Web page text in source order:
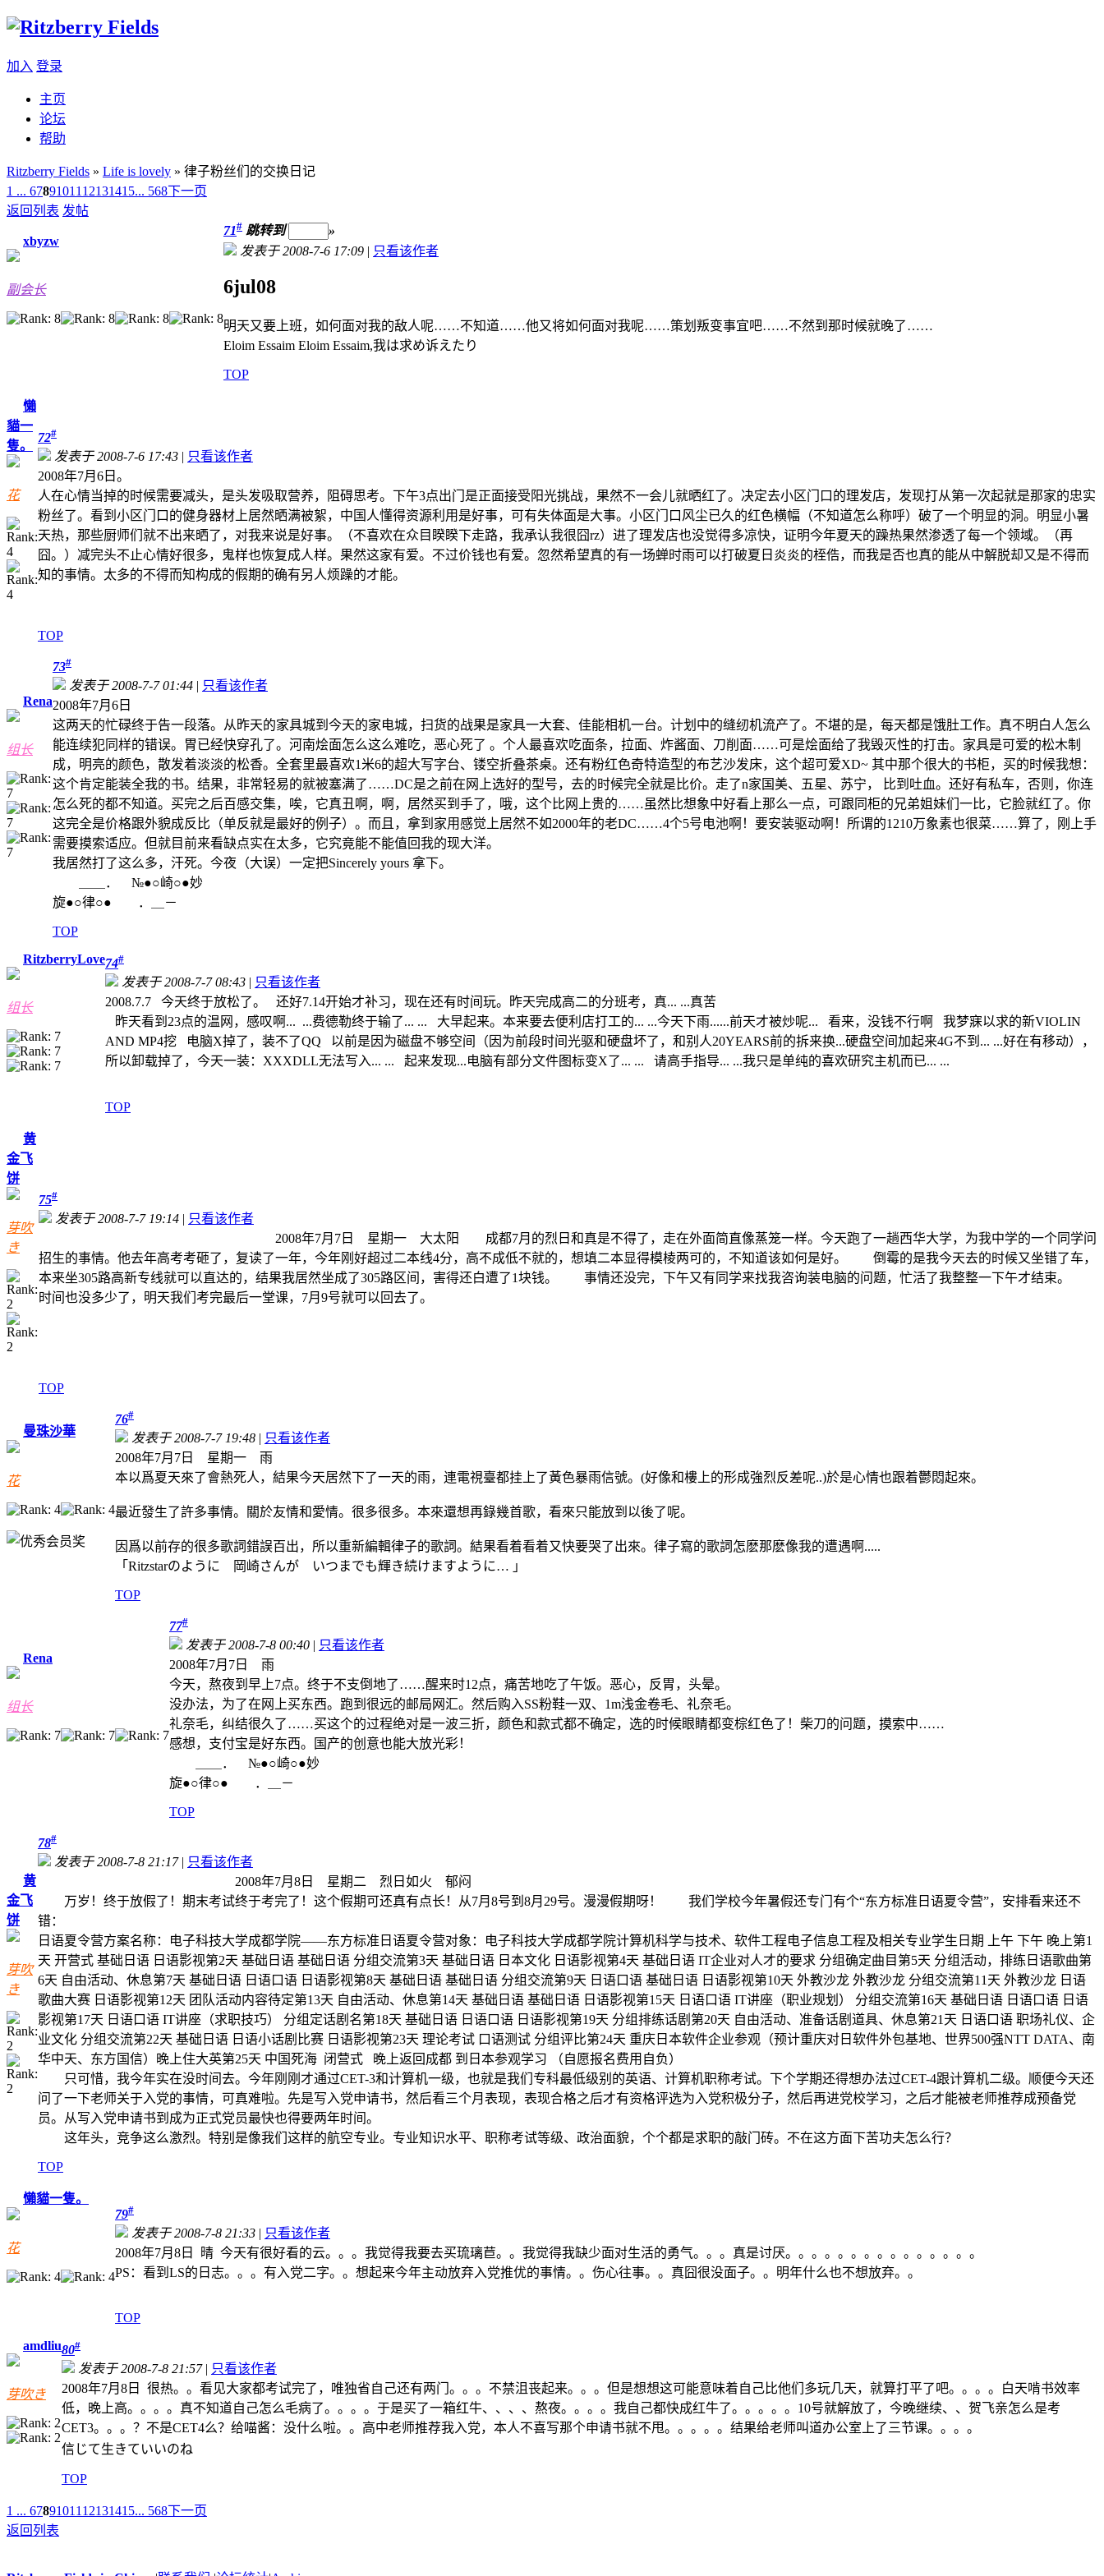
加入 登录
主页
论坛
帮助
Ritzberry Fields » Life is lovely » 律子粉丝们的交换日记
1 ... 67891011 12131415... 568下一页
返回列表 发帖
xbyzw
副会长
71# 跳转到
»
发表于 2008-7-6 17:09 | 只看该作者
6jul08
明天又要上班，如何面对我的敌人呢……不知道……他又将如何面对我呢……策划叛变事宜吧……不然到那时候就晚了……
Eloim Essaim Eloim Essaim,我は求め诉えたり
TOP
懶
貓一
隻。
花
72#
发表于 2008-7-6 17:43 | 只看该作者
2008年7月6日。
人在心情当掉的时候需要减头，是头发吸取营养，阻碍思考。下午3点出门是正面接受阳光挑战，果然不一会儿就晒红了。决定去小区门口的理发店，发现打从第一次起就是那家的忠实
粉丝了。看到小区门口的健身器材上居然晒满被絮，中国人懂得资源利用是好事，可有失体面是大事。小区门口风尘已久的红色横幅（不知道怎么称呼）破了一个明显的洞。明显小暑
天热，那些厨师们就不出来晒了，对我来说是好事。（不喜欢在众目睽睽下走路，我承认我很囧rz）进了理发店也没觉得多凉快，证明今年夏天的躁热果然渗透了每一个领域。（再
囧。）减完头不止心情好很多，鬼样也恢复成人样。果然这家有爱。不过价钱也有爱。忽然希望真的有一场蝉时雨可以打破夏日炎炎的桎俈，而我是否也真的能从中解脱却又是不得而
知的事情。太多的不得而知构成的假期的确有另人烦躁的才能。
TOP
Rena
组长
73#
发表于 2008-7-7 01:44 | 只看该作者
2008年7月6日
这两天的忙碌终于告一段落。从昨天的家具城到今天的家电城，扫货的战果是家具一大套、佳能相机一台。计划中的缝纫机流产了。不堪的是，每天都是饿肚工作。真不明白人怎么
能连续犯同样的错误。胃已经快穿孔了。河南烩面怎么这么难吃，恶心死了 。个人最喜欢吃面条，拉面、炸酱面、刀削面……可是烩面给了我毁灭性的打击。家具是可爱的松木制
成，明亮的颜色，散发着淡淡的松香。全套里最喜欢1米6的超大写字台、镂空折叠茶桌。还有粉红色奇特造型的布艺沙发床，这个超可爱XD~ 其中那个很大的书柜，买的时候我想：
这个肯定能装全我的书。结果，非常轻易的就被塞满了……DC是之前在网上选好的型号，去的时候完全就是比价。走了n家国美、五星、苏宁， 比到吐血。还好有私车，否则，你连
怎么死的都不知道。买完之后百感交集，唉，它真丑啊，啊，居然买到手了，哦，这个比网上贵的……虽然比想象中好看上那么一点，可跟同柜的兄弟姐妹们一比，它脸就红了。你
这完全是价格跟外貌成反比（单反就是最好的例子）。而且，拿到家用感觉上居然不如2000年的老DC……4个5号电池啊！要安装驱动啊！所谓的1210万象素也很菜……算了，刚上手
需要摸索适应。但就目前来看缺点实在太多，它究竟能不能值回我的现大洋。
我居然打了这么多，汗死。今夜（大误）一定把Sincerely yours 拿下。
＿＿． №●○崎○●妙
旋●○律○● ．＿－
TOP
RitzberryLove
组长
74#
发表于 2008-7-7 08:43 | 只看该作者
2008.7.7 今天终于放松了。 还好7.14开始才补习，现在还有时间玩。昨天完成高二的分班考，真... ...真苦
昨天看到23点的温网，感叹啊... ...费德勒终于输了... ... 大早起来。本来要去便利店打工的... ...今天下雨......前天才被炒呢... 看来，没钱不行啊 我梦寐以求的新VIOLIN
AND MP4挖 电脑X掉了，装不了QQ 以前是因为磁盘不够空间（因为前段时间光驱和硬盘坏了，和别人20YEARS前的拆来换...硬盘空间加起来4G不到... ...好在有移动），
所以卸载掉了，今天一装：XXXDLL无法写入... ... 起来发现...电脑有部分文件图标变X了... ... 请高手指导... ...我只是单纯的喜欢研究主机而已... ...
TOP
黄
金飞
饼
芽吹
き
75#
发表于 2008-7-7 19:14 | 只看该作者
2008年7月7日 星期一 大太阳 成都7月的烈日和真是不得了，走在外面简直像蒸笼一样。今天跑了一趟西华大学，为我中学的一个同学问
招生的事情。他去年高考考砸了，复读了一年，今年刚好超过二本线4分，高不成低不就的，想填二本显得模棱两可的，不知道该如何是好。 倒霉的是我今天去的时候又坐错了车，
本来坐305路高新专线就可以直达的，结果我居然坐成了305路区间，害得还白遭了1块钱。 事情还没完，下午又有同学来找我咨询装电脑的问题，忙活了我整整一下午才结束。
时间也没多少了，明天我们考完最后一堂课，7月9号就可以回去了。
TOP
曼珠沙華
花
76#
发表于 2008-7-7 19:48 | 只看该作者
2008年7月7日 星期一 雨
本以爲夏天來了會熱死人，結果今天居然下了一天的雨，連電視臺都挂上了黃色暴雨信號。(好像和樓上的形成強烈反差呢..)於是心情也跟着鬱悶起來。
最近發生了許多事情。關於友情和愛情。很多很多。本來還想再錄幾首歌，看來只能放到以後了呢。
因爲以前存的很多歌詞錯誤百出，所以重新編輯律子的歌詞。結果看着看着又快要哭了出來。律子寫的歌詞怎麽那麽像我的遭遇啊.....
「Ritzstarのように 岡崎さんが いつまでも輝き続けますように… 」
TOP
Rena
组长
77#
发表于 2008-7-8 00:40 | 只看该作者
2008年7月7日 雨
今天，熬夜到早上7点。终于不支倒地了……醒来时12点，痛苦地吃了午饭。恶心，反胃，头晕。
没办法，为了在网上买东西。跑到很远的邮局网汇。然后购入SS粉鞋一双、1m浅金卷毛、礼奈毛。
礼奈毛，纠结很久了……买这个的过程绝对是一波三折，颜色和款式都不确定，选的时候眼睛都变棕红色了！柴刀的问题，摸索中……
感想，支付宝是好东西。国产的创意也能大放光彩！
＿＿． №●○崎○●妙
旋●○律○● ．＿－
TOP
黄
金飞
饼
芽吹
き
78#
发表于 2008-7-8 21:17| 只看该作者
2008年7月8日 星期二 烈日如火 郁闷
万岁！终于放假了！期末考试终于考完了！这个假期可还真有点长！从7月8号到8月29号。漫漫假期呀！ 我们学校今年暑假还专门有个“东方标准 日语夏令营”，安排看来还不
错：
日语夏令营方案名称：电子科技大学成都学院——东方标准日语夏令营对象：电子科技大学成都学院计算机科学与技术、软件工程电子信息工程及相关专业学生日期 上午 下午 晚上第1
天 开营式 基础日语 日语影视第2天 基础日语 基础日语 分组交流第3天 基础日语 日本文化 日语影视第4天 基础日语 IT企业对人才的要求 分组确定曲目第5天 分组活动，排练日语歌曲第
6天 自由活动、休息第7天 基础日语 日语口语 日语影视第8天 基础日语 基础日语 分组交流第9天 日语口语 基础日语 日语影视第10天 外教沙龙 外教沙龙 分组交流第11天 外教沙龙 日语
歌曲大赛 日语影视第12天 团队活动内容待定第13天 自由活动、休息第14天 基础日语 基础日语 日语影视第15天 日语口语 IT讲座（职业规划） 分组交流第16天 基础日语 日语口语 日语
影视第17天 日语口语 IT讲座（求职技巧） 分组定话剧名第18天 基础日语 日语口语 日语影视第19天 分组排练话剧第20天 自由活动、准备话剧道具、休息第21天 日语口语 职场礼仪、企
业文化 分组交流第22天 基础日语 日语小话剧比赛 日语影视第23天 理论考试 口语测试 分组评比第24天 重庆日本软件企业参观（预计重庆对日软件外包基地、世界500强NTT DATA、南
华中天、东方国信）晚上住大英第25天 中国死海 闭营式 晚上返回成都 到日本参观学习 （自愿报名费用自负）
只可惜，我今年实在没时间去。今年刚刚才通过CET-3和计算机一级，也就是我们专科最低级别的英语、计算机职称考试。下个学期还得想办法过CET-4跟计算机二级。顺便今天还
问了一下老师关于入党的事情，可真难啦。先是写入党申请书，然后看三个月表现，表现合格之后才有资格评选为入党积极分子，然后再进党校学习，之后才能被老师推荐成预备党
员。从写入党申请书到成为正式党员最快也得要两年时间。
这年头，竞争这么激烈。特别是像我们这样的航空专业。专业知识水平、职称考试等级、政治面貌，个个都是求职的敲门砖。不在这方面下苦功夫怎么行？
TOP
懶貓一隻。
花
79#
发表于 2008-7-8 21:33 | 只看该作者
2008年7月8日 晴 今天有很好看的云。。。我觉得我要去买琉璃苣。。我觉得我缺少面对生活的勇气。。。真是讨厌。。。。。。。。。。。。。。。
PS：看到LS的日志。。。有入党二字。。想起来今年主动放弃入党推优的事情。。伤心往事。。真囧很没面子。。明年什么也不想放弃。。
TOP
amdliu
芽吹き
80#
发表于 2008-7-8 21:57| 只看该作者
2008年7月8日 很热。。看见大家都考试完了，唯独省自己还有两门。。。不禁沮丧起来。。。但是想想这可能意味着自己比他们多玩几天，就算打平了吧。。。。白天啃书效率
低，晚上高。。。。真不知道自己怎么毛病了。。。。于是买了一箱红牛、、、、熬夜。。。。我自己都快成红牛了。。。。。10号就解放了，今晚继续、、贺飞亲怎么是考
CET3。。。？不是CET4么？给喵酱：没什么啦。。高中老师推荐我入党，本人不喜写那个申请书就不甩。。。。。结果给老师叫道办公室上了三节课。。。。
信じて生きていいのね
TOP
1 ... 67891011 12131415... 568下一页
返回列表